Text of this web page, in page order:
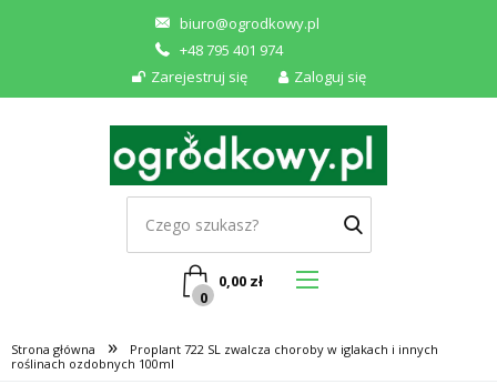
biuro@ogrodkowy.pl
+48 795 401 974
Zarejestruj się
Zaloguj się
0
0,00 zł
Strona główna »
Proplant 722 SL zwalcza choroby w iglakach i innych
roślinach ozdobnych 100ml